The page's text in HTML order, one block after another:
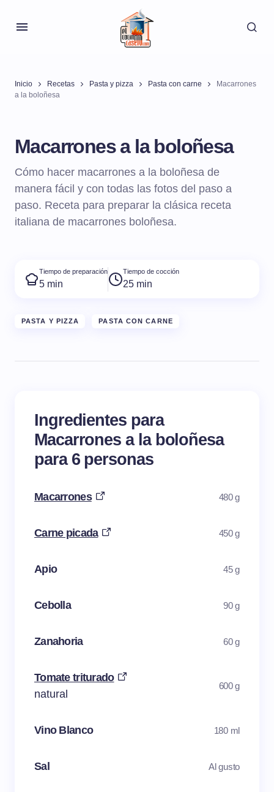
Inicio Recetas Pasta y pizza Pasta con carne
Macarrones
a la boloñesa
Macarrones a la boloñesa
Cómo hacer macarrones a la boloñesa de
manera fácil y con todas las fotos del paso a
paso. Receta para preparar la clásica receta
italiana de macarrones boloñesa.
Tiempo de preparación
5 min
Tiempo de cocción
25 min
PASTA Y PIZZA PASTA CON CARNE
Ingredientes para
Macarrones a la boloñesa
para 6 personas
Macarrones 480 g
Carne picada 450 g
Apio 45 g
Cebolla 90 g
Zanahoria 60 g
Tomate triturado
natural
600 g
Vino Blanco 180 ml
Sal Al gusto